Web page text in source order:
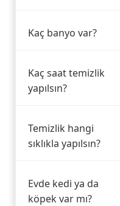
Kaç banyo var?
Kaç saat temizlik
yapılsın?
Temizlik hangi
sıklıkla yapılsın?
Evde kedi ya da
köpek var mı?